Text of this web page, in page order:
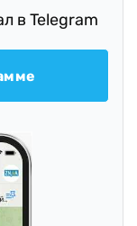
в Telegram